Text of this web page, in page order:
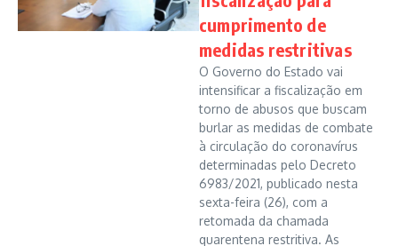
cumprimento de
medidas restritivas
O Governo do Estado vai
intensificar a fiscalização em
torno de abusos que buscam
burlar as medidas de combate
à circulação do coronavírus
determinadas pelo Decreto
6983/2021, publicado nesta
sexta-feira (26), com a
retomada da chamada
quarentena restritiva. As